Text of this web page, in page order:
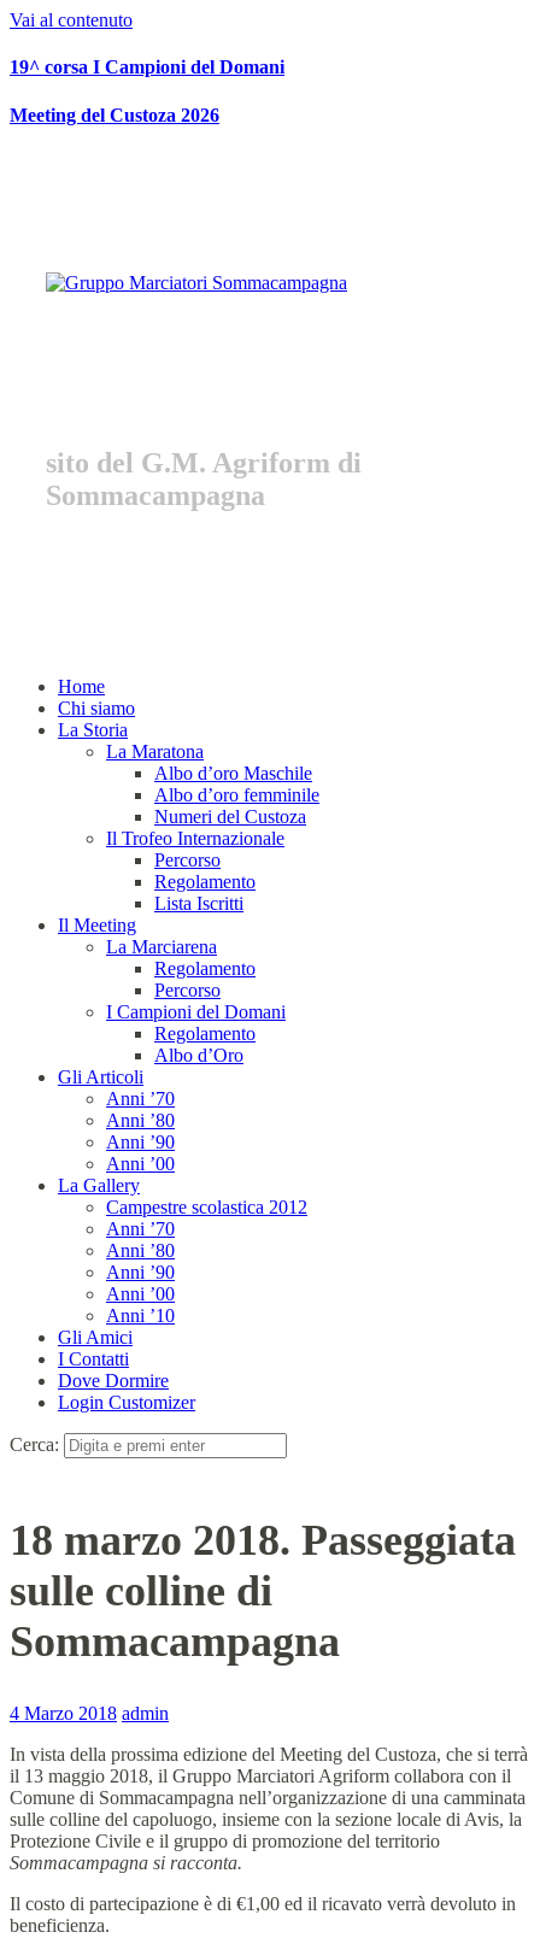
Vai al contenuto
19^ corsa I Campioni del Domani
Meeting del Custoza 2026
sito del G.M. Agriform di
Sommacampagna
Home
Chi siamo
La Storia
La Maratona
Albo d’oro Maschile
Albo d’oro femminile
Numeri del Custoza
Il Trofeo Internazionale
Percorso
Regolamento
Lista Iscritti
Il Meeting
La Marciarena
Regolamento
Percorso
I Campioni del Domani
Regolamento
Albo d’Oro
Gli Articoli
Anni ’70
Anni ’80
Anni ’90
Anni ’00
La Gallery
Campestre scolastica 2012
Anni ’70
Anni ’80
Anni ’90
Anni ’00
Anni ’10
Gli Amici
I Contatti
Dove Dormire
Login Customizer
Cerca:
18 marzo 2018. Passeggiata
sulle colline di
Sommacampagna
4 Marzo 2018 admin
In vista della prossima edizione del Meeting del Custoza, che si terrà
il 13 maggio 2018, il Gruppo Marciatori Agriform collabora con il
Comune di Sommacampagna nell’organizzazione di una camminata
sulle colline del capoluogo, insieme con la sezione locale di Avis, la
Protezione Civile e il gruppo di promozione del territorio
Sommacampagna si racconta.
Il costo di partecipazione è di €1,00 ed il ricavato verrà devoluto in
beneficienza.